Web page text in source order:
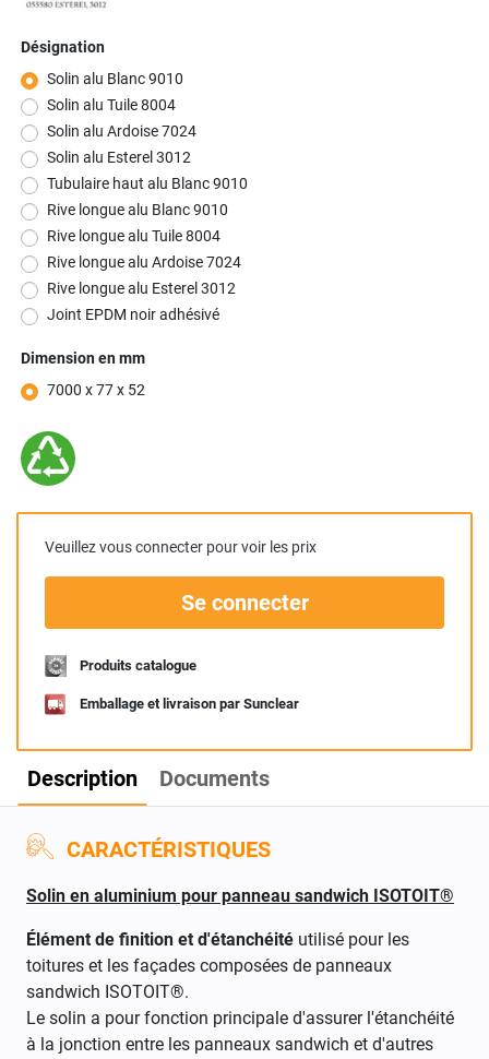
Désignation
Solin alu Blanc 9010
Solin alu Tuile 8004
Solin alu Ardoise 7024
Solin alu Esterel 3012
Tubulaire haut alu Blanc 9010
Rive longue alu Blanc 9010
Rive longue alu Tuile 8004
Rive longue alu Ardoise 7024
Rive longue alu Esterel 3012
Joint EPDM noir adhésivé
Dimension en mm
7000 x 77 x 52
Veuillez vous connecter pour voir les prix
Se connecter
Produits catalogue
Emballage et livraison par Sunclear
Description Documents
CARACTÉRISTIQUES
Solin en aluminium pour panneau sandwich ISOTOIT®
Élément de finition et d'étanchéité utilisé pour les
toitures et les façades composées de panneaux
sandwich ISOTOIT®.
Le solin a pour fonction principale d'assurer l'étanchéité
à la jonction entre les panneaux sandwich et d'autres